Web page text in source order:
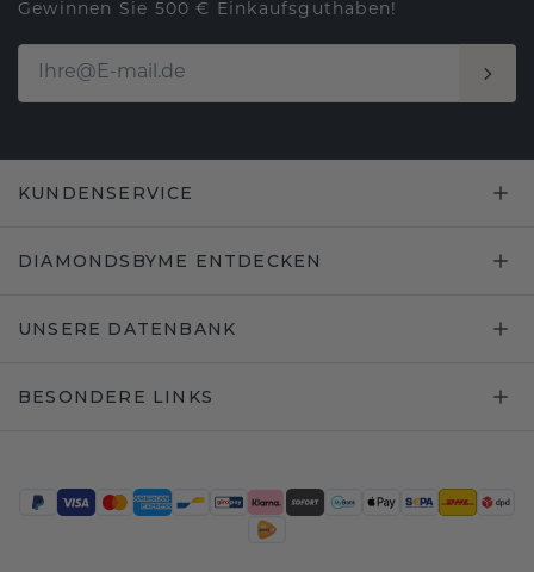
Gewinnen Sie 500 € Einkaufsguthaben!
KUNDENSERVICE
DIAMONDSBYME ENTDECKEN
UNSERE DATENBANK
BESONDERE LINKS